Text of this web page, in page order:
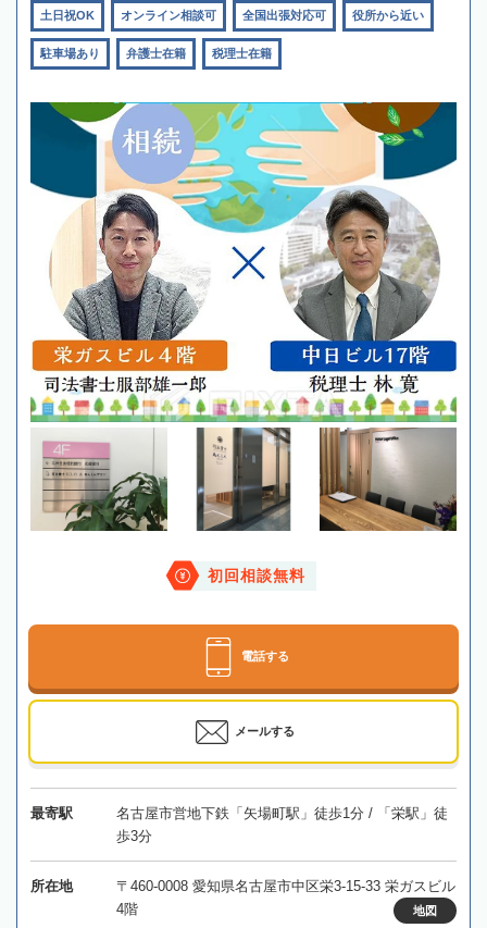
土日祝OK オンライン相談可 全国出張対応可 役所から近い
駐車場あり 弁護士在籍 税理士在籍
初回相談無料
電話する
メールする
最寄駅
名古屋市営地下鉄「矢場町駅」徒歩1分 / 「栄駅」徒
歩3分
所在地
〒460-0008 愛知県名古屋市中区栄3-15-33 栄ガスビル
4階
地図